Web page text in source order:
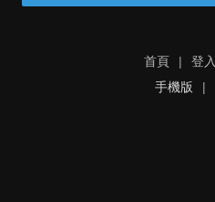
首頁 | 登入
手機版
|